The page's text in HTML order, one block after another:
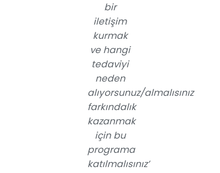
bir
iletişim
kurmak
ve hangi
tedaviyi
neden
alıyorsunuz/almalısınız
farkındalık
kazanmak
için bu
programa
katılmalısınız’